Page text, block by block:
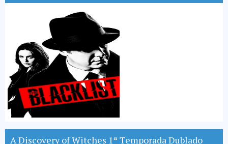
A Discovery of Witches 1ª Temporada Dublado